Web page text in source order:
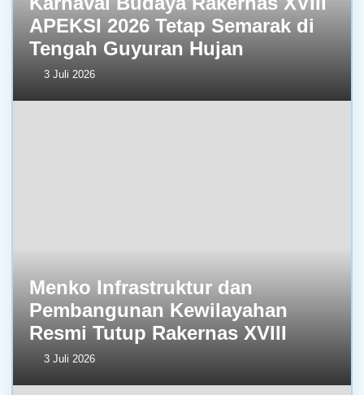
APEKSI 2026 Tetap Semarak di
Tengah Guyuran Hujan
3 Juli 2026
Menko Infrastruktur dan
Pembangunan Kewilayahan
Resmi Tutup Rakernas XVIII
3 Juli 2026